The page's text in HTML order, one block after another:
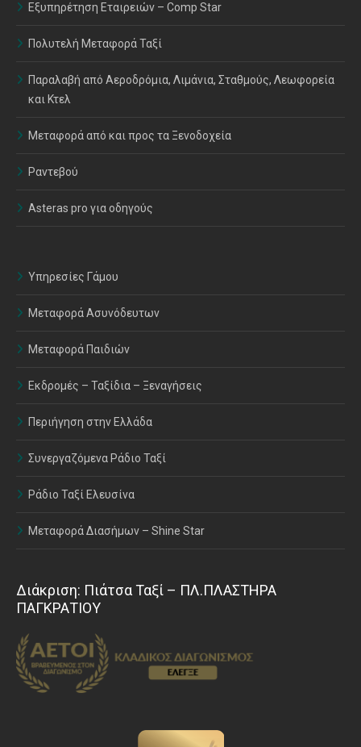
Εξυπηρέτηση Εταιρειών – Comp Star
Πολυτελή Μεταφορά Ταξί
Παραλαβή από Αεροδρόμια, Λιμάνια, Σταθμούς, Λεωφορεία
και Κτελ
Μεταφορά από και προς τα Ξενοδοχεία
Ραντεβού
Asteras pro για οδηγούς
Υπηρεσίες Γάμου
Μεταφορά Ασυνόδευτων
Μεταφορά Παιδιών
Εκδρομές – Ταξίδια – Ξεναγήσεις
Περιήγηση στην Ελλάδα
Συνεργαζόμενα Ράδιο Ταξί
Ράδιο Ταξί Ελευσίνα
Μεταφορά Διασήμων – Shine Star
Διάκριση: Πιάτσα Ταξί – ΠΛ.ΠΛΑΣΤΗΡΑ
ΠΑΓΚΡΑΤΙΟΥ